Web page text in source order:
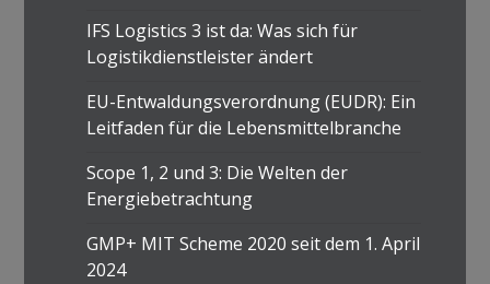
IFS Logistics 3 ist da: Was sich für
Logistikdienstleister ändert
EU-Entwaldungsverordnung (EUDR): Ein
Leitfaden für die Lebensmittelbranche
Scope 1, 2 und 3: Die Welten der
Energiebetrachtung
GMP+ MIT Scheme 2020 seit dem 1. April
2024